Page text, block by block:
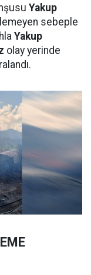
Yakup
sebeple
Yakup
olay yerinde